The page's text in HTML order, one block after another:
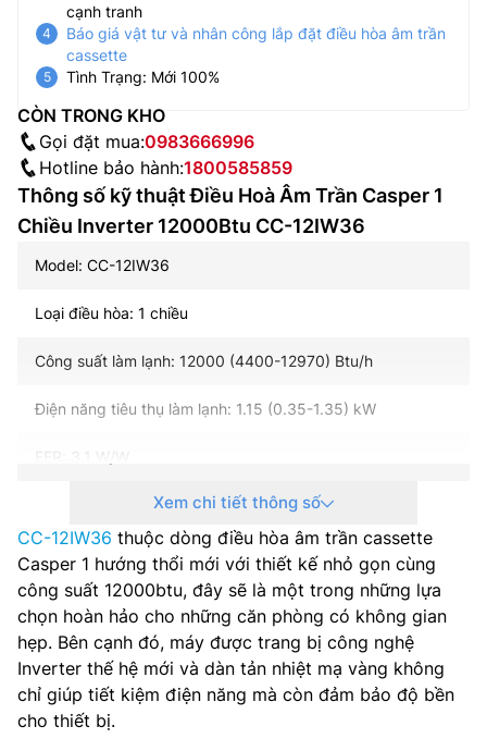
cạnh tranh
Báo giá vật tư và nhân công lắp đặt điều hòa âm trần
cassette
Tình Trạng: Mới 100%
CÒN TRONG KHO
Gọi đặt mua:0983666996
Hotline bảo hành:1800585859
Thông số kỹ thuật Điều Hoà Âm Trần Casper 1
Chiều Inverter 12000Btu CC-12IW36
Model: CC-12IW36
Loại điều hòa: 1 chiều
Công suất làm lạnh: 12000 (4400-12970) Btu/h
Điện năng tiêu thụ làm lạnh: 1.15 (0.35-1.35) kW
EER: 3.1 W/W
Công nghệ Inverter: Có
Nguồn điện: 1 pha, 220-240 V, 50-60 Hz
Lưu lượng gió: 650/550/520/490/470 m3/phút
Độ ồn dàn lạnh: 47/41/40/39/38 dB(A)
Môi chất lạnh: R32
Xem chi tiết thông số
CC-12IW36 thuộc dòng điều hòa âm trần cassette
Casper 1 hướng thổi mới với thiết kế nhỏ gọn cùng
công suất 12000btu, đây sẽ là một trong những lựa
chọn hoàn hảo cho những căn phòng có không gian
hẹp. Bên cạnh đó, máy được trang bị công nghệ
Inverter thế hệ mới và dàn tản nhiệt mạ vàng không
chỉ giúp tiết kiệm điện năng mà còn đảm bảo độ bền
cho thiết bị.